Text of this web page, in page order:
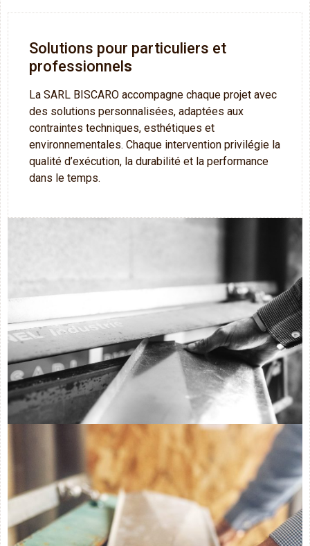
Solutions pour particuliers et
professionnels
La SARL BISCARO accompagne chaque projet avec
des solutions personnalisées, adaptées aux
contraintes techniques, esthétiques et
environnementales. Chaque intervention privilégie la
qualité d’exécution, la durabilité et la performance
dans le temps.